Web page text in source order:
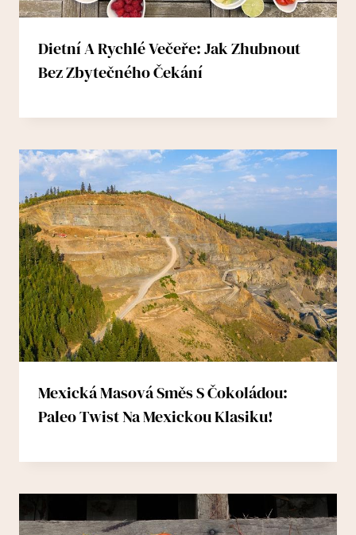
Dietní A Rychlé Večeře: Jak Zhubnout
Bez Zbytečného Čekání
Mexická Masová Směs S Čokoládou:
Paleo Twist Na Mexickou Klasiku!